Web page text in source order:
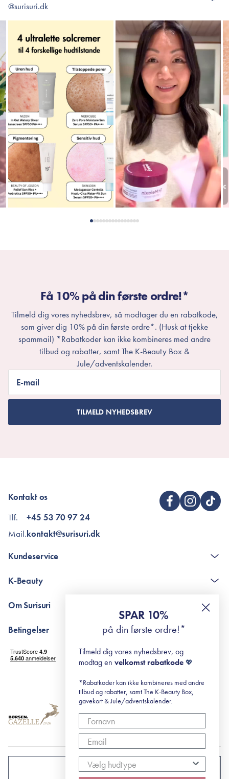
@surisuri.dk
Få 10% på din første ordre!*
Tilmeld dig vores nyhedsbrev, så modtager du en rabatkode,
som giver dig 10% på din første ordre*. (Husk at tjekke
spammail) *Rabatkoder kan ikke kombineres med andre
tilbud og rabatter, samt The K-Beauty Box &
Jule/adventskalender.
E-mail
TILMELD NYHEDSBREV
Kontakt os
Tlf.
Mail.
+45 53 70 97 24
kontakt@surisuri.dk
Kundeservice
The K-Beauty Box - spørgsmål og svar
RE-ZIP
K-Beauty
Retinol for begyndere
surisuri's mini guide til rosacea
Om Surisuri
Black Friday
Betingelser
Levering og returnering
Handelsbetingelser
Abonnementsbetingelser
DANMARK
SPAR 10%
på din første ordre!*
Tilmeld dig vores nyhedsbrev, og
modtag en velkomst rabatkode 💖
*Rabatkoder kan ikke kombineres med andre
tilbud og rabatter, samt The K-Beauty Box,
gavekort & Jule/adventskalender.